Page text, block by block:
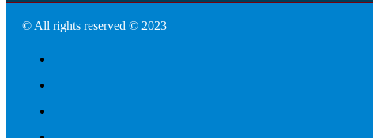
© All rights reserved © 2023